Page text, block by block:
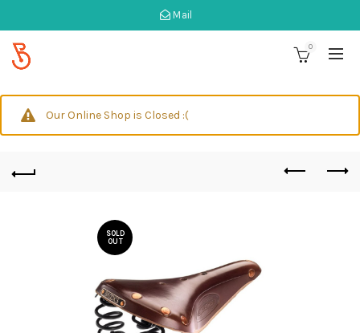
Mail
0
Our Online Shop is Closed :(
SOLD
OUT